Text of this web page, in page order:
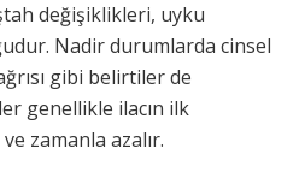
değişiklikleri, uyku
Nadir durumlarda cinsel
gibi belirtiler de
genellikle ilacın ilk
zamanla azalır.